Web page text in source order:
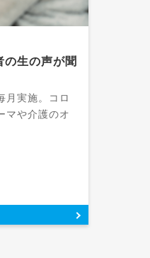
の生の声が聞
月実施。コロ
マや介護のオ